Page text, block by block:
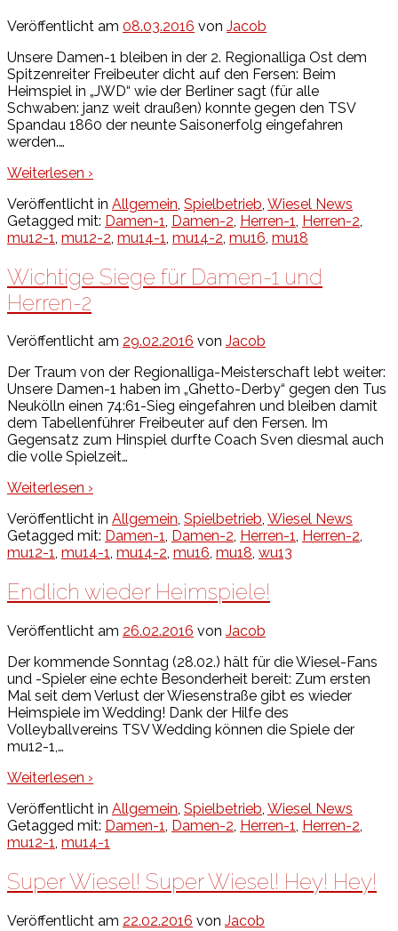
Veröffentlicht am 08.03.2016 von Jacob
Unsere Damen-1 bleiben in der 2. Regionalliga Ost dem
Spitzenreiter Freibeuter dicht auf den Fersen: Beim
Heimspiel in „JWD“ wie der Berliner sagt (für alle
Schwaben: janz weit draußen) konnte gegen den TSV
Spandau 1860 der neunte Saisonerfolg eingefahren
werden.…
Weiterlesen ›
Veröffentlicht in Allgemein Spielbetrieb Wiesel News
Getagged mit: Damen-1 Damen-2 Herren-1 Herren-2
mu12-1 mu12-2 mu14-1 mu14-2 mu16 mu18
Wichtige Siege für Damen-1 und
Herren-2
Veröffentlicht am 29.02.2016 von Jacob
Der Traum von der Regionalliga-Meisterschaft lebt weiter:
Unsere Damen-1 haben im „Ghetto-Derby“ gegen den Tus
Neukölln einen 74:61-Sieg eingefahren und bleiben damit
dem Tabellenführer Freibeuter auf den Fersen. Im
Gegensatz zum Hinspiel durfte Coach Sven diesmal auch
die volle Spielzeit…
Weiterlesen ›
Veröffentlicht in Allgemein, Spielbetrieb, Wiesel News
Getagged mit: Damen-1, Damen-2, Herren-1, Herren-2,
mu12-1, mu14-1, mu14-2, mu16, mu18, wu13
Endlich wieder Heimspiele!
Veröffentlicht am 26.02.2016 von Jacob
Der kommende Sonntag (28.02.) hält für die Wiesel-Fans
und -Spieler eine echte Besonderheit bereit: Zum ersten
Mal seit dem Verlust der Wiesenstraße gibt es wieder
Heimspiele im Wedding! Dank der Hilfe des
Volleyballvereins TSV Wedding können die Spiele der
mu12-1,…
Weiterlesen ›
Veröffentlicht in Allgemein, Spielbetrieb, Wiesel News
Getagged mit: Damen-1, Damen-2, Herren-1, Herren-2,
mu12-1, mu14-1
Super Wiesel! Super Wiesel! Hey! Hey!
Veröffentlicht am 22.02.2016 von Jacob